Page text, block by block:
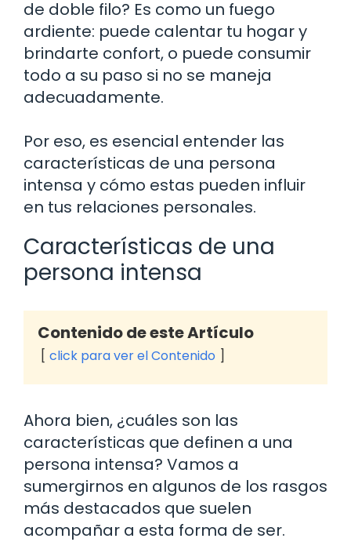
de doble filo? Es como un fuego
ardiente: puede calentar tu hogar y
brindarte confort, o puede consumir
todo a su paso si no se maneja
adecuadamente.
Por eso, es esencial entender las
características de una persona
intensa y cómo estas pueden influir
en tus relaciones personales.
Características de una
persona intensa
Contenido de este Artículo
click para ver el Contenido
Ahora bien, ¿cuáles son las
características que definen a una
persona intensa? Vamos a
sumergirnos en algunos de los rasgos
más destacados que suelen
acompañar a esta forma de ser.